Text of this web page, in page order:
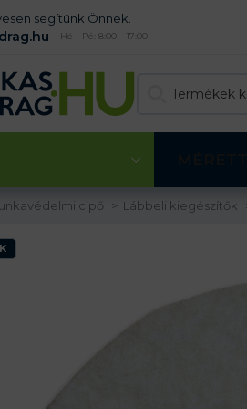
segítünk Önnek.
Hé - Pé: 8:00 - 17:00
cipő Lábbeli kiegészítők